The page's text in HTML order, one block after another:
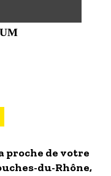
proche de votre
du-Rhône,